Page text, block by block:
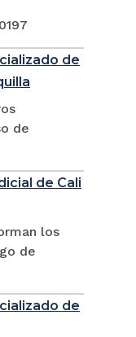
de
de
de Cali
los
de
de